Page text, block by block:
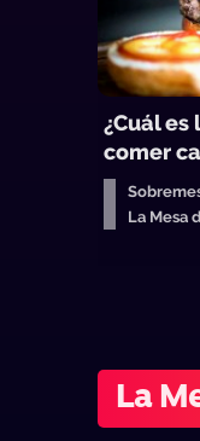
¿Cuál
comer
La Mesa
La